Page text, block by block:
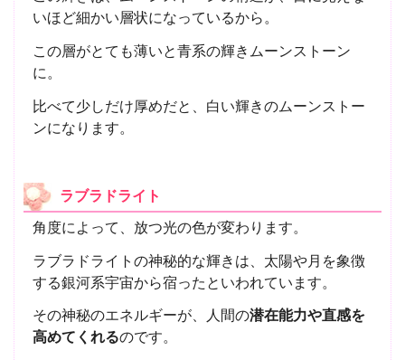
いほど細かい層状になっているから。
この層がとても薄いと青系の輝きムーンストーン
に。
比べて少しだけ厚めだと、白い輝きのムーンストー
ンになります。
ラブラドライト
角度によって、放つ光の色が変わります。
ラブラドライトの神秘的な輝きは、太陽や月を象徴
する銀河系宇宙から宿ったといわれています。
その神秘のエネルギーが、人間の潜在能力や直感を
高めてくれるのです。